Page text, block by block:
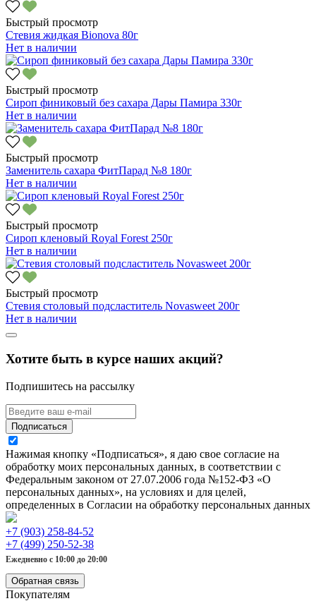
Быстрый просмотр
Стевия жидкая Bionova 80г
Нет в наличии
Быстрый просмотр
Сироп финиковый без сахара Дары Памира 330г
Нет в наличии
Быстрый просмотр
Заменитель сахара ФитПарад №8 180г
Нет в наличии
Быстрый просмотр
Сироп кленовый Royal Forest 250г
Нет в наличии
Быстрый просмотр
Стевия столовый подсластитель Novasweet 200г
Нет в наличии
Хотите быть в курсе наших акций?
Подпишитесь на рассылку
Подписаться
Нажимая кнопку «Подписаться», я даю свое согласие на
обработку моих персональных данных, в соответствии с
Федеральным законом от 27.07.2006 года №152-ФЗ «О
персональных данных», на условиях и для целей,
определенных в Согласии на обработку персональных данных
+7 (903) 258-84-52
+7 (499) 250-52-38
Ежедневно с 10:00 до 20:00
Обратная связь
Покупателям